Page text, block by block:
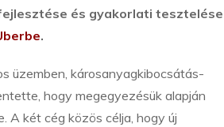
és gyakorlati tesztelése
.
üzemben, károsanyagkibocsátás-
hogy megegyezésük alapján
két cég közös célja, hogy új